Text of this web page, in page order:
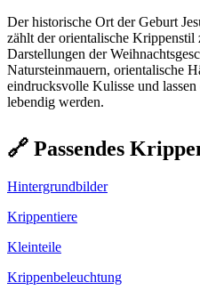
Der historische Ort der Geburt
zählt der orientalische Krippenstil
Darstellungen der
Natursteinmauern, orientalische
eindrucksvolle Kulisse und
lebendig werden.
🔗 Passendes
Hintergrundbilder
Krippentiere
Kleinteile
Krippenbeleuchtung